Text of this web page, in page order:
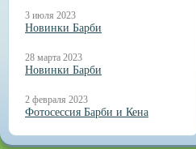
3 июля 2023
Новинки Барби
28 марта 2023
Новинки Барби
2 февраля 2023
Фотосессия Барби и Кена